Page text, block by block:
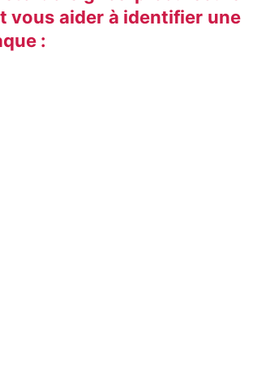
vous aider à identifier une
: